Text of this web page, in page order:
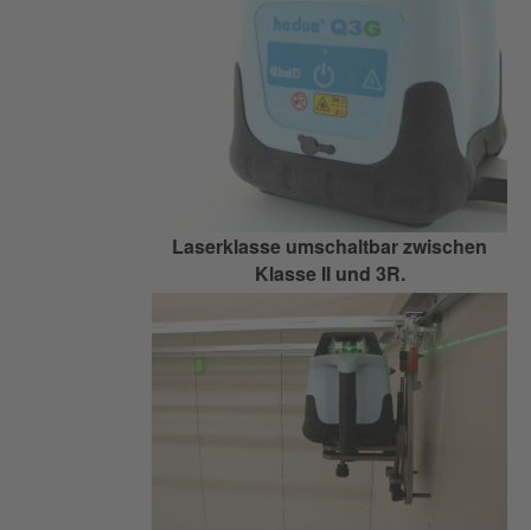
Laserklasse umschaltbar zwischen
Klasse II und 3R.